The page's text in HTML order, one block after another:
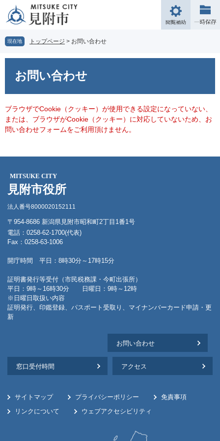
の
先
頭
ー
を
飛
文
へ
閲
覧
現在地 トップページ > お問い合わせ
お問い合わせ
ブラウザでCookie（クッキー）が使用できる設定になっていない、
または、ブラウザがCookie（クッキー）に対応していないため、お
問い合わせフォームをご利用頂けません。
MITSUKE CITY
見附市役所
法人番号8000020152111
〒954-8686 新潟県見附市昭和町2丁目1番1号
電話：0258-62-1700(代表)
Fax：0258-63-1006
開庁時間 平日：8時30分～17時15分
証明書発行等受付（市民税務課・今町出張所）
平日：9時～16時30分 日曜日：9時～12時
※日曜日取扱い内容
証明発行、印鑑登録、パスポート受取り、マイナンバーカード申請・更
新
お問い合わせ
窓口受付時間 アクセス
サイトマップ プライバシーポリシー
免責事項
リンクについて
ウェブアクセシビリティ